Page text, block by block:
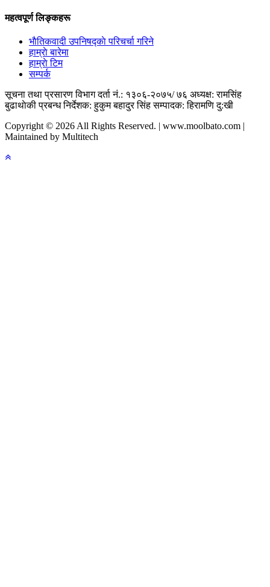
महत्वपूर्ण लिङ्कहरू
भाैतिकवादी उपनिषद्काे परिचर्चा गरिने
हाम्राे बारेमा
हाम्राे टिम
सम्पर्क
सूचना तथा प्रसारण विभाग दर्ता नं.: १३०६-२०७५/ ७६ अध्यक्ष: रामसिंह
बुढाथाेकी प्रबन्ध निर्देशक: हुकुम बहादुर सिंह सम्पादक: हिरामणि दु:खी
Copyright © 2026 All Rights Reserved. | www.moolbato.com |
Maintained by Multitech